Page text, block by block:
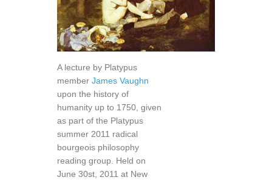
A lecture by Platypus
member James Vaughn
upon the history of
humanity up to 1750, given
as part of the Platypus
summer 2011 radical
bourgeois philosophy
reading group. Held on
June 30st, 2011 at New